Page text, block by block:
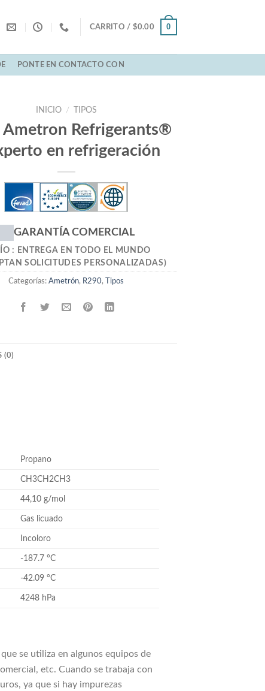
CARRITO / $0.00 0
PONTE EN CONTACTO CON
INICIO / TIPOS
Ametron Refrigerants®
en refrigeración
GARANTÍA COMERCIAL
: ENTREGA EN TODO EL MUNDO
SOLICITUDES PERSONALIZADAS)
Categorías:Ametrón, R290, Tipos
(0)
Propano
CH3CH2CH3
44,10 g/mol
Gas licuado
Incoloro
-187.7 °C
-42.09 °C
4248 hPa
se utiliza en algunos equipos de
etc. Cuando se trabaja con
ya que si hay impurezas